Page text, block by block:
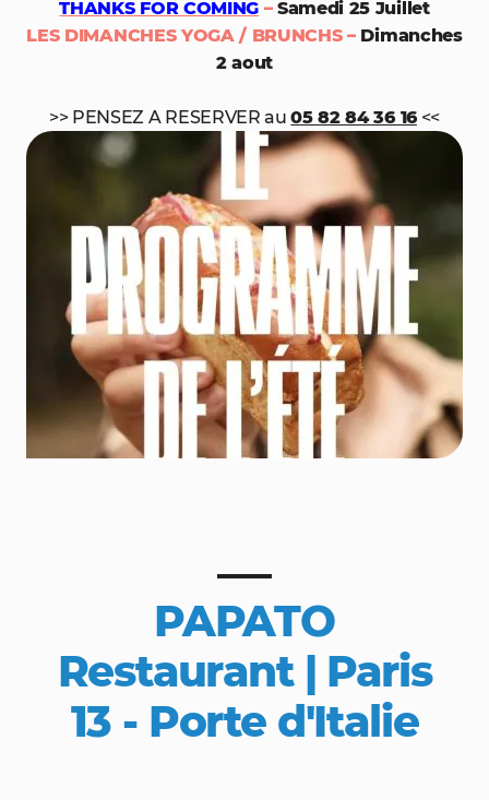
THANKS FOR COMING–Samedi 25 Juillet
LES DIMANCHES YOGA / BRUNCHS – Dimanches
2 aout
>> PENSEZ A RESERVER au05 82 84 36 16<<
PAPATO
Restaurant | Paris
13 - Porte d'Italie